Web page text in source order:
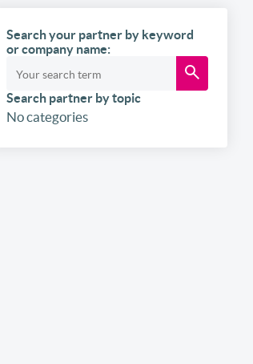
Search your partner by keyword
or company name:
Search partner by topic
No categories